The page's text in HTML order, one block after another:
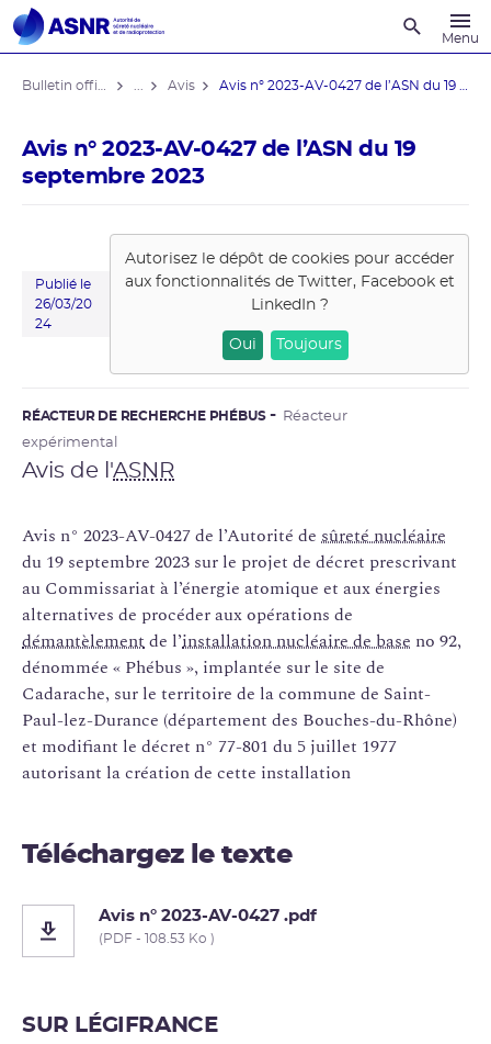
Menu
Avis
Avis n° 2023-AV-0427 de l’ASN du 19
septembre 2023
Publié le
26/03/20
24
Autorisez le dépôt de cookies pour accéder
aux fonctionnalités de Twitter, Facebook et
LinkedIn?
Oui Toujours
RÉACTEUR DE RECHERCHE PHÉBUS
Réacteur
expérimental
Avis de l'ASNR
Avis n° 2023-AV-0427 de l’Autorité de sûreté nucléaire
du 19 septembre 2023 sur le projet de décret prescrivant
au Commissariat à l’énergie atomique et aux énergies
alternatives de procéder aux opérations de
démantèlementde l’installation nucléaire de base no 92,
dénommée « Phébus », implantée sur le site de
Cadarache, sur le territoire de la commune de Saint-
Paul-lez-Durance (département des Bouches-du-Rhône)
et modifiant le décret n° 77-801 du 5 juillet 1977
autorisant la création de cette installation
Téléchargez le texte
Avis n° 2023-AV-0427 .pdf
(PDF - 108.53 Ko )
SUR LÉGIFRANCE